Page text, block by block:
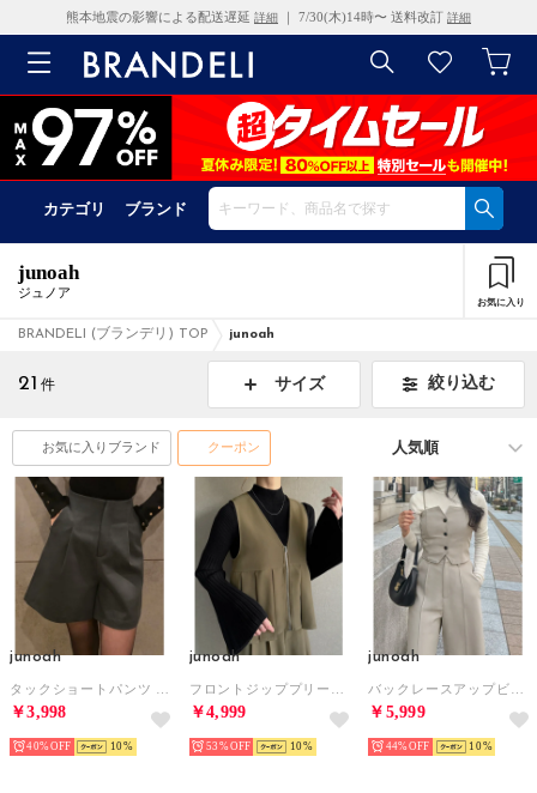
熊本地震の影響による配送遅延 詳細 ｜ 7/30(木)14時〜 送料改訂 詳細
カテゴリ ブランド
junoah
ジュノア
お気に入り
BRANDELI (ブランデリ) TOP junoah
21 件 サイズ 絞り込む
お気に入りブランド クーポン
junoah
￥3,998
40% 10
junoah
￥4,999
53% 10
junoah
￥5,999
44% 10